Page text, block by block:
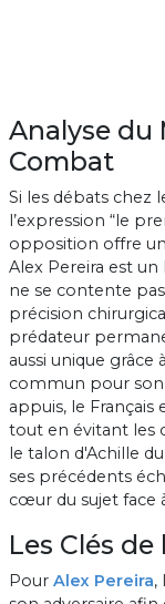
Analyse du
Combat
Si les débats chez
l’expression “le
opposition offre
Alex Pereira est
ne se contente
précision
prédateur
aussi unique grâce
commun pour
appuis, le
tout en évitant les
le talon d'Achille
ses précédents
cœur du sujet face
Les Clés
Pour Alex Pereira,